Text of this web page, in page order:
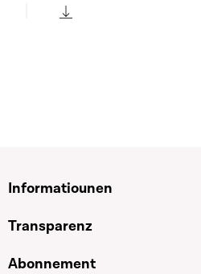
Informatiounen
Transparenz
Abonnement